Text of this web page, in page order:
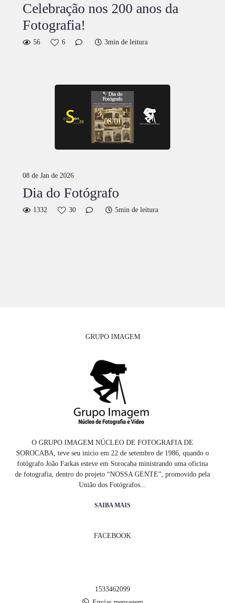
Celebração nos 200 anos da
Fotografia!
56 6 3min de leitura
08 de Jan de 2026
Dia do Fotógrafo
1332 30 5min de leitura
GRUPO IMAGEM
O GRUPO IMAGEM NÚCLEO DE FOTOGRAFIA DE
SOROCABA, teve seu inicio em 22 de setembro de 1986, quando o
fotógrafo João Farkas esteve em Sorocaba ministrando uma oficina
de fotografia, dentro do projeto “NOSSA GENTE”, promovido pela
União dos Fotógrafos...
SAIBA MAIS
FACEBOOK
1533462099